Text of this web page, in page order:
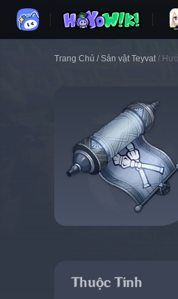
Trang Chủ / Sản vật Teyvat /
Thuộc Tính